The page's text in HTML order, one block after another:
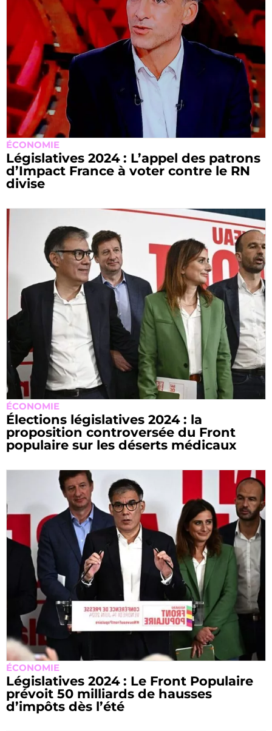
ÉCONOMIE
Législatives 2024 : L’appel des patrons
d’Impact France à voter contre le RN
divise
ÉCONOMIE
Élections législatives 2024 : la
proposition controversée du Front
populaire sur les déserts médicaux
ÉCONOMIE
Législatives 2024 : Le Front Populaire
prévoit 50 milliards de hausses
d’impôts dès l’été